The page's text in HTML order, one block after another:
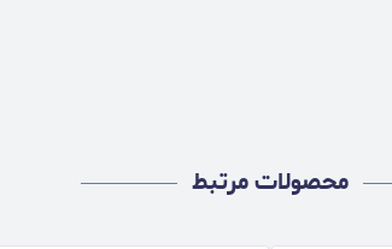
محصولات مرتبط